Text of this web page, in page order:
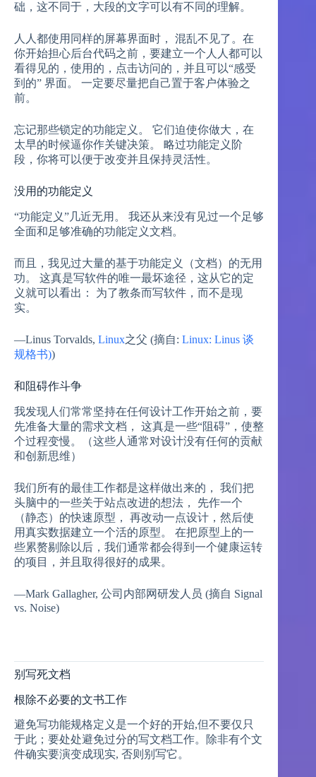
础，这不同于，大段的文字可以有不同的理解。
人人都使用同样的屏幕界面时， 混乱不见了。在
你开始担心后台代码之前，要建立一个人人都可以
看得见的，使用的，点击访问的，并且可以“感受
到的” 界面。 一定要尽量把自己置于客户体验之
前。
忘记那些锁定的功能定义。 它们迫使你做大，在
太早的时候逼你作关键决策。 略过功能定义阶
段，你将可以便于改变并且保持灵活性。
没用的功能定义
“功能定义”几近无用。 我还从来没有见过一个足够
全面和足够准确的功能定义文档。
而且，我见过大量的基于功能定义（文档）的无用
功。 这真是写软件的唯一最坏途径，这从它的定
义就可以看出： 为了教条而写软件，而不是现
实。
—Linus Torvalds, Linux之父 (摘自: Linux: Linus 谈
规格书))
和阻碍作斗争
我发现人们常常坚持在任何设计工作开始之前，要
先准备大量的需求文档， 这真是一些“阻碍”，使整
个过程变慢。（这些人通常对设计没有任何的贡献
和创新思维）
我们所有的最佳工作都是这样做出来的， 我们把
头脑中的一些关于站点改进的想法， 先作一个
（静态）的快速原型， 再改动一点设计，然后使
用真实数据建立一个活的原型。 在把原型上的一
些累赘剔除以后，我们通常都会得到一个健康运转
的项目，并且取得很好的成果。
—Mark Gallagher, 公司内部网研发人员 (摘自 Signal
vs. Noise)
别写死文档
根除不必要的文书工作
避免写功能规格定义是一个好的开始,但不要仅只
于此；要处处避免过分的写文档工作。除非有个文
件确实要演变成现实, 否则别写它。